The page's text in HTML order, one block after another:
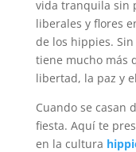
vida tranquila sin
liberales y flores
de los hippies.
tiene mucho más
libertad, la paz y
Cuando se casan
fiesta. Aquí te
en la cultura